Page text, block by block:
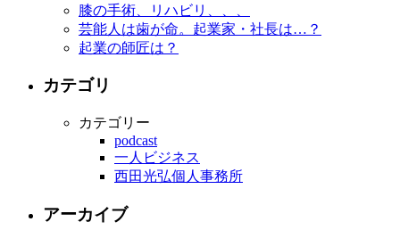
膝の手術、リハビリ、、、
芸能人は歯が命。起業家・社長は…？
起業の師匠は？
カテゴリ
カテゴリー
podcast
一人ビジネス
西田光弘個人事務所
アーカイブ